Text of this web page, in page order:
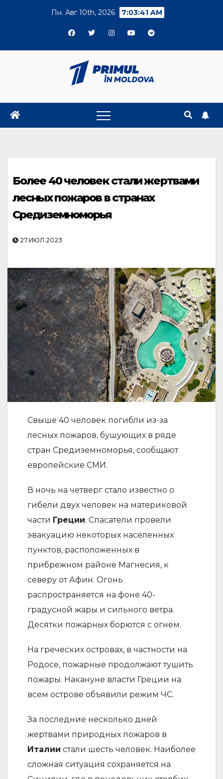
Пн. Авг 10th, 2026 7:03:41 AM
Более 40 человек стали жертвами
лесных пожаров в странах
Средиземноморья
27.ИЮЛ.2023
Свыше 40 человек погибли из-за
лесных пожаров, бушующих в ряде
стран Средиземноморья, сообщают
европейские СМИ.
В ночь на четверг стало известно о
гибели двух человек на материковой
части Греции. Спасатели провели
эвакуацию некоторых населенных
пунктов, расположенных в
прибрежном районе Магнесия, к
северу от Афин. Огонь
распространяется на фоне 40-
градусной жары и сильного ветра.
Десятки пожарных борются с огнем.
На греческих островах, в частности на
Родосе, пожарные продолжают тушить
пожары. Накануне власти Греции на
всем острове объявили режим ЧС.
За последние несколько дней
жертвами природных пожаров в
Италии стали шесть человек. Наиболее
сложная ситуация сохраняется на